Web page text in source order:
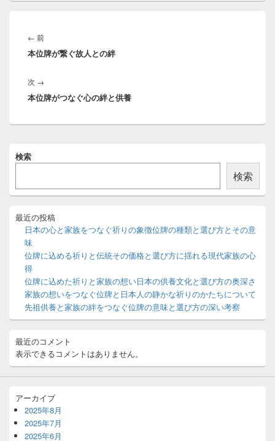
稿
ナ
ゲ
ー
シ
← 前前
の
本位牌が繋ぐ故人との絆
次 →
の
稿:
本位牌がつなぐ心の絆と供養
イ
イ
バ
検索
検索
最近の投稿
日本の心と家族をつなぐ祈りの象徴位牌の種類と選び方とその意
味
位牌に込める祈りと伝統その価格と選び方に揺れる現代家族の心
得
位牌に込めた祈りと家族の想い日本の供養文化と選び方の奥深さ
家族の想いをつなぐ位牌と日本人の静かな祈りのかたちについて
先祖供養と家族の絆をつなぐ位牌の意味と選び方の深い考察
最近のコメント
表示できるコメントはありません。
アーカイブ
2025年8月
2025年7月
2025年6月